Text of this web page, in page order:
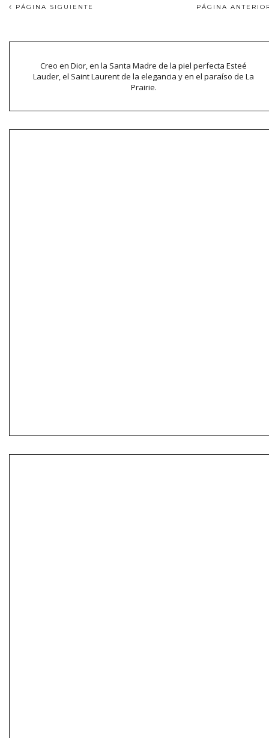
PÁGINA SIGUIENTE PÁGINA
Creo en Dior, en la Santa Madre de la piel perfecta Esteé
Lauder, el Saint Laurent de la elegancia y en el paraíso de La
Prairie.